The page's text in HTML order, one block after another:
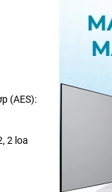
(AES):
2 loa